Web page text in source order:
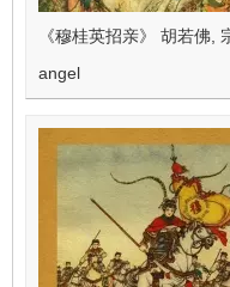
《穆桂英招亲》 胡若佛,
angel